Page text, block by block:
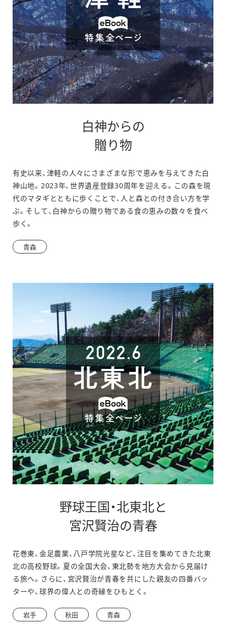
白神からの
贈り物別
ィ
ン
ド
き
ま
す
有史以来、津軽の人々にさまざまな形で恵みを与えてきた白
神山地。2023年、世界遺産登録30周年を迎える。この森を現
代のマタギとともに歩くことで、人と森との付き合い方を学
ぶ。そして、白神からの贈り物である食の恵みの数々を食べ
歩く。
青森
野球王国・北東北と
宮沢賢治の青春別
ィ
ン
花巻東、金足農業、八戸学院光星など、注目を集めてきた北東
北の高校野球。夏の全国大会、東北勢を地方大会から見届け
る旅へ。さらに、宮沢賢治が青春を共にした親友の四番バッ
ターや、球界の偉人との奇縁をひもとく。
岩手 秋田 青森